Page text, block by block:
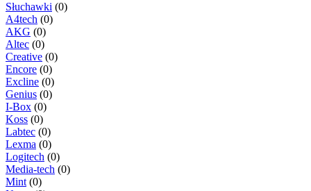
Słuchawki (0)
A4tech (0)
AKG (0)
Altec (0)
Creative (0)
Encore (0)
Excline (0)
Genius (0)
I-Box (0)
Koss (0)
Labtec (0)
Lexma (0)
Logitech (0)
Media-tech (0)
Mint (0)